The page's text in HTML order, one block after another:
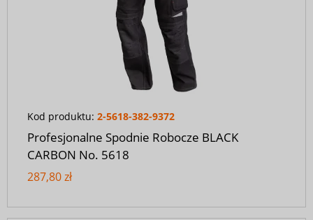
Kod produktu: 2-5618-382-9372
Profesjonalne Spodnie Robocze BLACK
CARBON No. 5618
287,80 zł